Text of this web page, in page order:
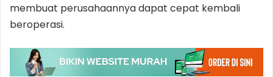
membuat perusahaannya dapat cepat kembali
beroperasi.